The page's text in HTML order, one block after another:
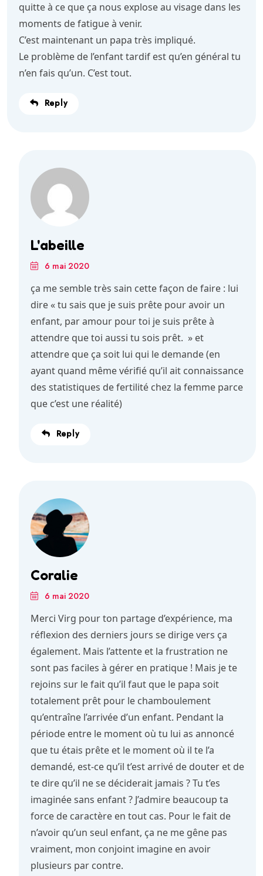
quitte à ce que ça nous explose au visage dans les
moments de fatigue à venir.
C’est maintenant un papa très impliqué.
Le problème de l’enfant tardif est qu’en général tu
n’en fais qu’un. C’est tout.
Reply
L'abeille
6 mai 2020
ça me semble très sain cette façon de faire : lui
dire « tu sais que je suis prête pour avoir un
enfant, par amour pour toi je suis prête à
attendre que toi aussi tu sois prêt. » et
attendre que ça soit lui qui le demande (en
ayant quand même vérifié qu’il ait connaissance
des statistiques de fertilité chez la femme parce
que c’est une réalité)
Reply
Coralie
6 mai 2020
Merci Virg pour ton partage d’expérience, ma
réflexion des derniers jours se dirige vers ça
également. Mais l’attente et la frustration ne
sont pas faciles à gérer en pratique ! Mais je te
rejoins sur le fait qu’il faut que le papa soit
totalement prêt pour le chamboulement
qu’entraîne l’arrivée d’un enfant. Pendant la
période entre le moment où tu lui as annoncé
que tu étais prête et le moment où il te l’a
demandé, est-ce qu’il t’est arrivé de douter et de
te dire qu’il ne se déciderait jamais ? Tu t’es
imaginée sans enfant ? J’admire beaucoup ta
force de caractère en tout cas. Pour le fait de
n’avoir qu’un seul enfant, ça ne me gêne pas
vraiment, mon conjoint imagine en avoir
plusieurs par contre.